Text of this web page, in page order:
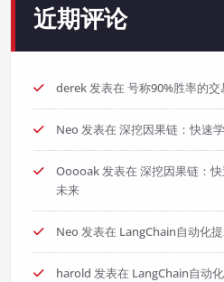
近期评论
derek发表在 号称90%胜率的
Neo发表在 深挖因果链：快速
Ooooak发表在 深挖因果链：
未来
Neo发表在 LangChain自动化
harold 发表在 LangChain自动